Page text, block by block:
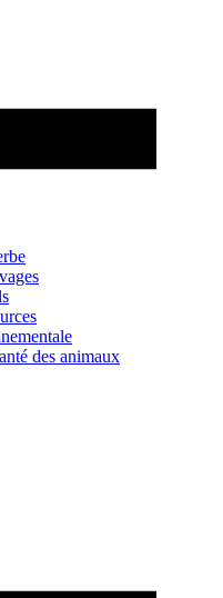
des animaux